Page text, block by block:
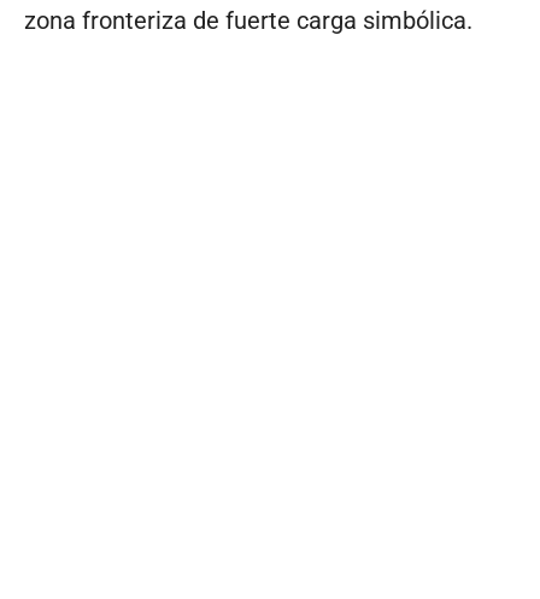
zona fronteriza de fuerte carga simbólica.